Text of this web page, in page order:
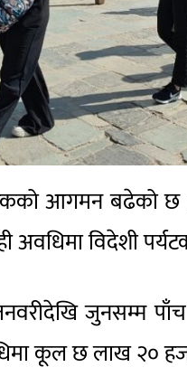
आगमन बढेको छ
अवधिमा विदेशी
जुनसम्म
कूल छ लाख २०